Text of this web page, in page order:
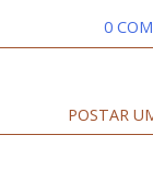
0
POSTAR